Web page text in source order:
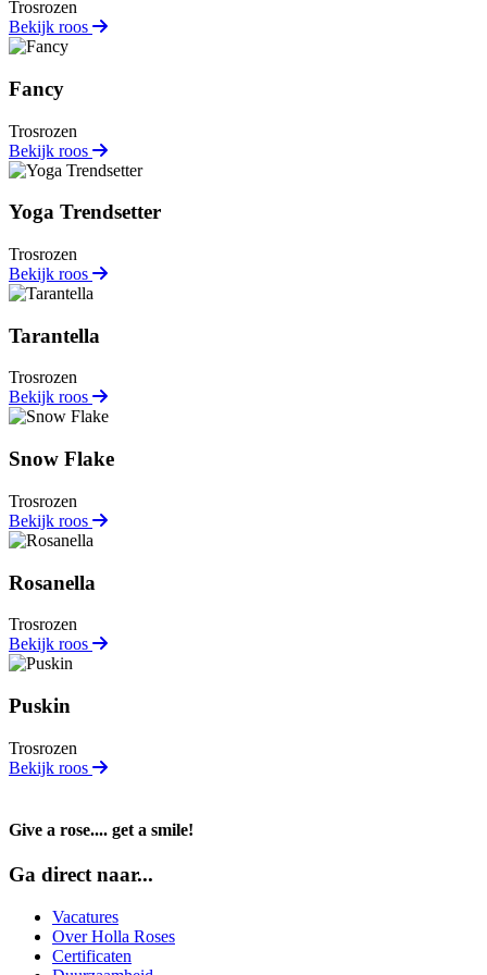
Trosrozen
Bekijk roos
Fancy
Trosrozen
Bekijk roos
Yoga Trendsetter
Trosrozen
Bekijk roos
Tarantella
Trosrozen
Bekijk roos
Snow Flake
Trosrozen
Bekijk roos
Rosanella
Trosrozen
Bekijk roos
Puskin
Trosrozen
Bekijk roos
Give a rose.... get a smile!
Ga direct naar...
Vacatures
Over Holla Roses
Certificaten